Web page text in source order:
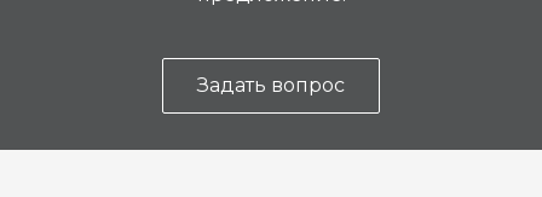
Задать вопрос